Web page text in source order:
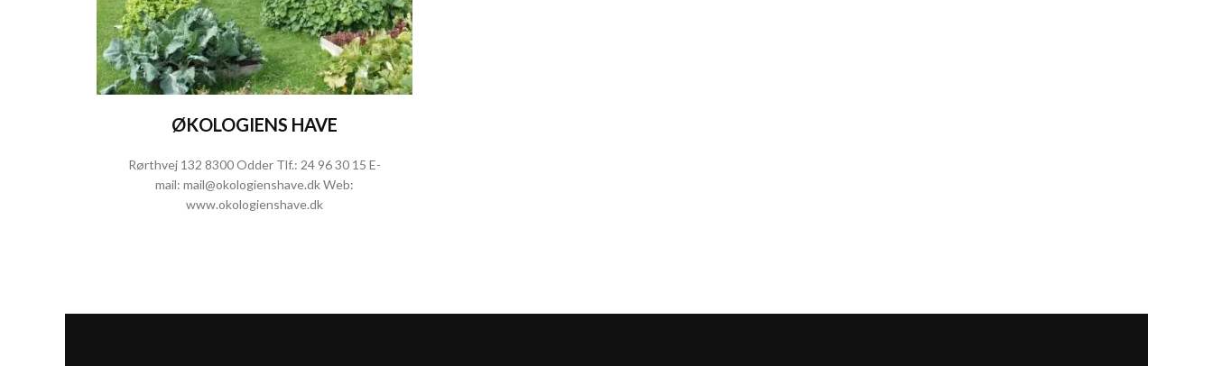
ØKOLOGIENS HAVE
Rørthvej 132 8300 Odder Tlf.: 24 96 30 15 E-
mail: mail@okologienshave.dkWeb:
www.okologienshave.dk